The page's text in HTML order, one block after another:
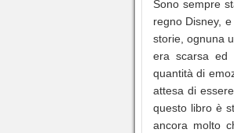
Sono sempre
regno Disney,
storie, ognuna
era scarsa ed
quantità di
attesa di
questo libro è
ancora molto